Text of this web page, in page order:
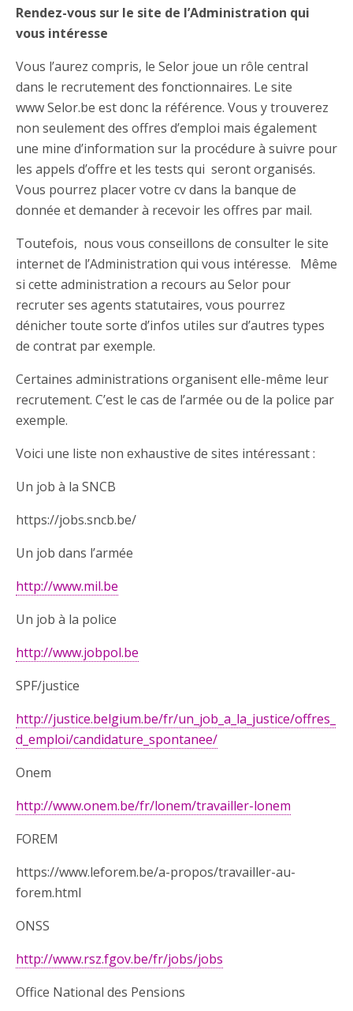
Rendez-vous sur le site de l’Administration qui
vous intéresse
Vous l’aurez compris, le Selor joue un rôle central
dans le recrutement des fonctionnaires. Le site
www Selor.be est donc la référence. Vous y trouverez
non seulement des offres d’emploi mais également
une mine d’information sur la procédure à suivre pour
les appels d’offre et les tests qui seront organisés.
Vous pourrez placer votre cv dans la banque de
donnée et demander à recevoir les offres par mail.
Toutefois, nous vous conseillons de consulter le site
internet de l’Administration qui vous intéresse. Même
si cette administration a recours au Selor pour
recruter ses agents statutaires, vous pourrez
dénicher toute sorte d’infos utiles sur d’autres types
de contrat par exemple.
Certaines administrations organisent elle-même leur
recrutement. C’est le cas de l’armée ou de la police par
exemple.
Voici une liste non exhaustive de sites intéressant :
Un job à la SNCB
https://jobs.sncb.be/
Un job dans l’armée
http://www.mil.be
Un job à la police
http://www.jobpol.be
SPF/justice
http://justice.belgium.be/fr/un_job_a_la_justice/offres_
d_emploi/candidature_spontanee/
Onem
http://www.onem.be/fr/lonem/travailler-lonem
FOREM
https://www.leforem.be/a-propos/travailler-au-
forem.html
ONSS
http://www.rsz.fgov.be/fr/jobs/jobs
Office National des Pensions